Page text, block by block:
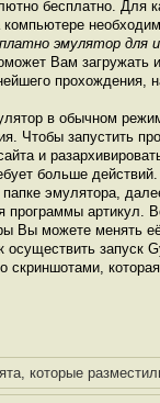
бесплатно. Для
компьютере
эмулятор для
Вам загружать
прохождения,
в обычном
Чтобы запустить
и
больше
эмулятора,
программы артикул.
Вы можете менять
осуществить запуск
скриншотами, которая
которые